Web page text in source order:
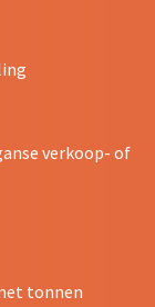
verkoop- of
tonnen